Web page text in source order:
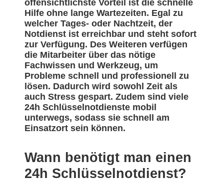
offensichtlichste Vorteil ist die schnelle
Hilfe ohne lange Wartezeiten. Egal zu
welcher Tages- oder Nachtzeit, der
Notdienst ist erreichbar und steht sofort
zur Verfügung. Des Weiteren verfügen
die Mitarbeiter über das nötige
Fachwissen und Werkzeug, um
Probleme schnell und professionell zu
lösen. Dadurch wird sowohl Zeit als
auch Stress gespart. Zudem sind viele
24h Schlüsselnotdienste mobil
unterwegs, sodass sie schnell am
Einsatzort sein können.
Wann benötigt man einen
24h Schlüsselnotdienst?